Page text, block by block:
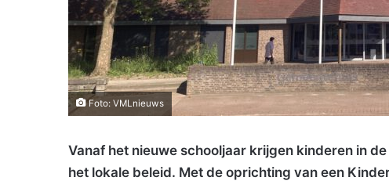
Foto: VMLnieuws
Vanaf het nieuwe schooljaar krijgen kinderen in
het lokale beleid. Met de oprichting van een